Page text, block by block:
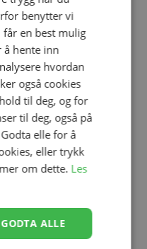
kr 499,00
Legg til
Kalesje, Thule Spring - Grey
benytter vi
får en best mulig
å hente inn
hvordan
også cookies
til deg, og for
til deg, også på
elle for å
eller trykk
om dette. Les
GODTA ALLE